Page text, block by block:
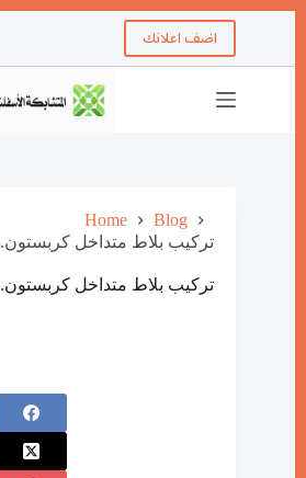
اضف اعلانك
Home
Blog
تركيب بلاط متداخل كربستون. 55337172
تركيب بلاط متداخل كربستون. 55337172